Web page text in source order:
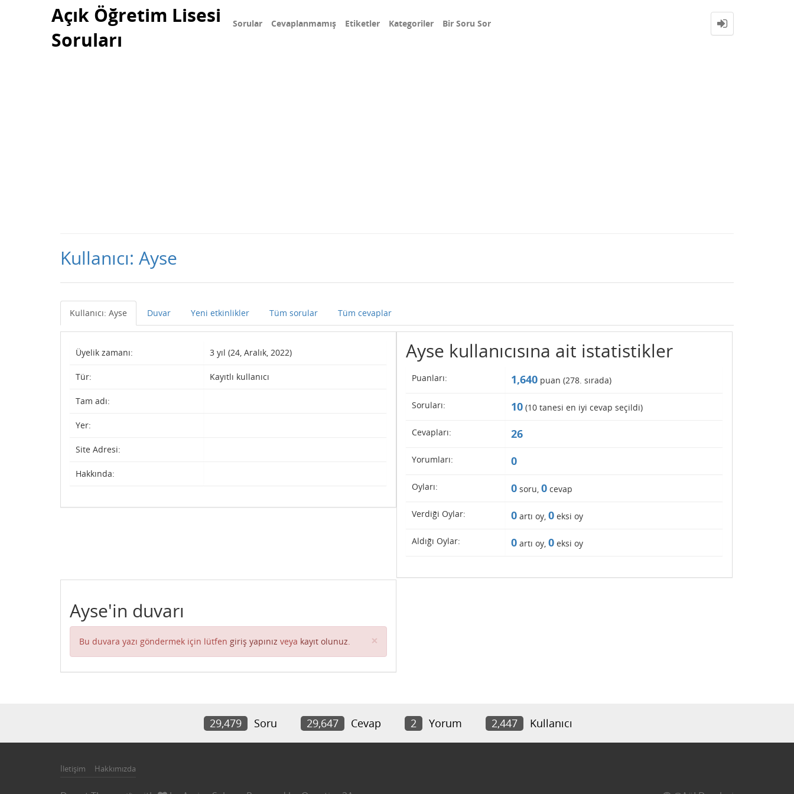
Açık Öğretim Lisesi
Soruları
Sorular Cevaplanmamış Etiketler Kategoriler Bir Soru Sor
Kullanıcı: Ayse
Kullanıcı: Ayse Duvar Yeni etkinlikler Tüm sorular Tüm cevaplar
Üyelik zamanı: 3 yıl (24, Aralık, 2022)
Tür: Kayıtlı kullanıcı
Tam adı:
Yer:
Site Adresi:
Hakkında:
Ayse kullanıcısına ait istatistikler
Puanları: 1,640puan (278. sırada)
Soruları: 10(10tanesi en iyi cevap seçildi)
Cevapları: 26
Yorumları: 0
Oyları: 0soru, 0cevap
Verdiği Oylar: 0artı oy, 0eksi oy
Aldığı Oylar: 0artı oy, 0eksi oy
Ayse'in duvarı
Bu duvara yazı göndermek için lütfen giriş yapınız veya kayıt olunuz. ×
29,479 Soru 29,647 Cevap 2 Yorum 2,447 Kullanıcı
İletişim Hakkımızda